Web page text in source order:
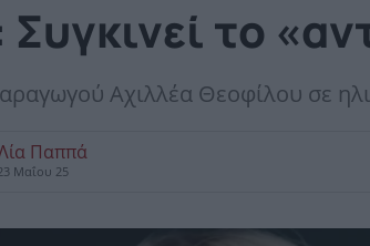
το
Αχιλλέα Θεοφίλου σε
Παππά
Μαΐου 25